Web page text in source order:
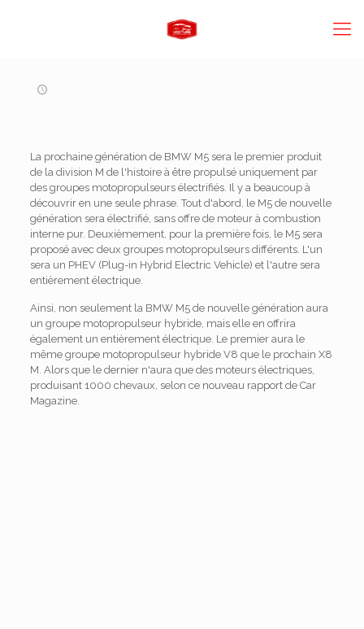
La prochaine génération de BMW M5 sera le premier produit
de la division M de l'histoire à être propulsé uniquement par
des groupes motopropulseurs électrifiés. Il y a beaucoup à
découvrir en une seule phrase. Tout d'abord, le M5 de nouvelle
génération sera électrifié, sans offre de moteur à combustion
interne pur. Deuxièmement, pour la première fois, le M5 sera
proposé avec deux groupes motopropulseurs différents. L'un
sera un PHEV (Plug-in Hybrid Electric Vehicle) et l'autre sera
entièrement électrique.
Ainsi, non seulement la BMW M5 de nouvelle génération aura
un groupe motopropulseur hybride, mais elle en offrira
également un entièrement électrique. Le premier aura le
même groupe motopropulseur hybride V8 que le prochain X8
M. Alors que le dernier n'aura que des moteurs électriques,
produisant 1000 chevaux, selon ce nouveau rapport de Car
Magazine.